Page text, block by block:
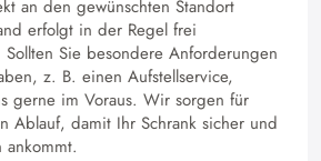
an den gewünschten Standort
erfolgt in der Regel frei
Sollten Sie besondere Anforderungen
z. B. einen Aufstellservice,
gerne im Voraus. Wir sorgen für
Ablauf, damit Ihr Schrank sicher und